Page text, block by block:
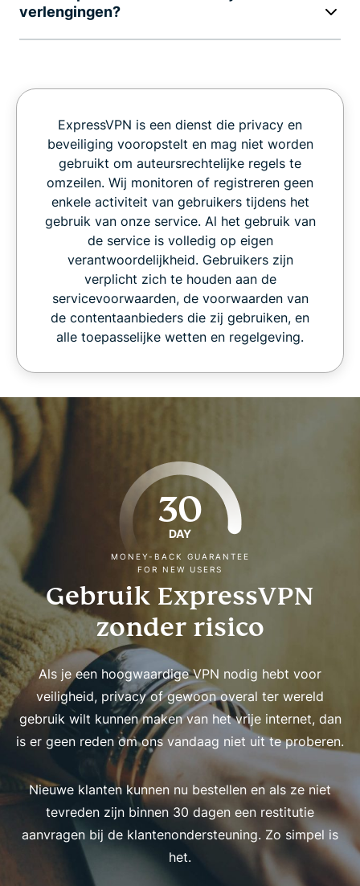
verlengingen?
ExpressVPN is een dienst die privacy en
beveiliging vooropstelt en mag niet worden
gebruikt om auteursrechtelijke regels te
omzeilen. Wij monitoren of registreren geen
enkele activiteit van gebruikers tijdens het
gebruik van onze service. Al het gebruik van
de service is volledig op eigen
verantwoordelijkheid. Gebruikers zijn
verplicht zich te houden aan de
servicevoorwaarden, de voorwaarden van
de contentaanbieders die zij gebruiken, en
alle toepasselijke wetten en regelgeving.
30
DAY
MONEY-BACK GUARANTEE
FOR NEW USERS
Gebruik ExpressVPN
zonder risico
Als je een hoogwaardige VPN nodig hebt voor
veiligheid, privacy of gewoon overal ter wereld
gebruik wilt kunnen maken van het vrije internet, dan
is er geen reden om ons vandaag niet uit te proberen.
Nieuwe klanten kunnen nu bestellen en als ze niet
tevreden zijn binnen 30 dagen een restitutie
aanvragen bij de klantenondersteuning. Zo simpel is
het.